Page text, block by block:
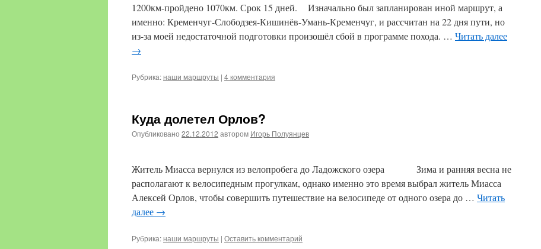
1200км-пройдено 1070км. Срок 15 дней. Изначально был запланирован иной маршрут, а
именно: Кременчуг-Слободзея-Кишинёв-Умань-Кременчуг, и рассчитан на 22 дня пути, но
из-за моей недостаточной подготовки произошёл сбой в программе похода. … Читать далее
→
Рубрика:наши маршруты | 4 комментария
Куда долетел Орлов?
Опубликовано 22.12.2012 автором Игорь Полуянцев
Житель Миасса вернулся из велопробега до Ладожского озера Зима и ранняя весна не
располагают к велосипедным прогулкам, однако именно это время выбрал житель Миасса
Алексей Орлов, чтобы совершить путешествие на велосипеде от одного озера до … Читать
далее →
Рубрика:наши маршруты | Оставить комментарий